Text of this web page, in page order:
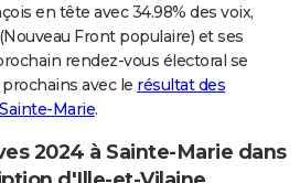
en tête avec 34.98% des voix,
Front populaire) et ses
rendez-vous électoral se
avec le résultat des
Marie.
2024 à Sainte-Marie dans